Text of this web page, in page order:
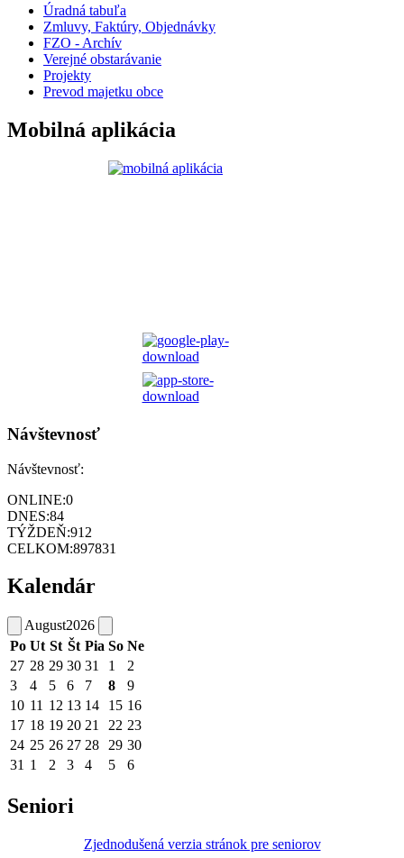
Úradná tabuľa
Zmluvy, Faktúry, Objednávky
FZO - Archív
Verejné obstarávanie
Projekty
Prevod majetku obce
Mobilná aplikácia
Návštevnosť
Návštevnosť:
ONLINE:0
DNES:84
TÝŽDEŇ:912
CELKOM:897831
Kalendár
August2026
Po Ut St Št Pia So Ne
27 28 29 30 31 1
2
3
4 5 6 7 8
9
10 11 12 13 14 15 16
17 18 19 20 21 22 23
24 25 26 27 28 29 30
31 1 2 3 4 5 6
Seniori
Zjednodušená verzia stránok pre seniorov